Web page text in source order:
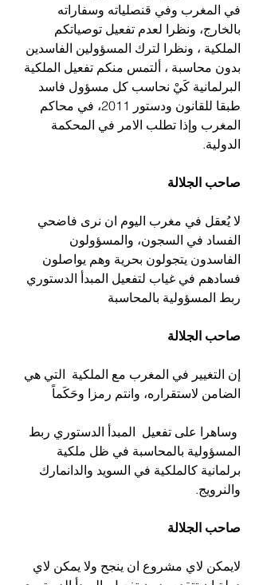
في المغرب وفي قنصلياته وسفاراته
بالخارج، ونظرا لعدم تفعيل توصياتكم
الملكية ، ونظرا لترك المسؤولين الفاسدين
بدون محاسبة ، ألتمس منكم تفعيل الملكية
البرلمانية كَيْ نحاسب كل مسؤول فاسد
طبقا للقانون ودستور 2011، في محاكم
المغرب وإذا تطلب الامر في المحكمة
الدولية.
صاحب الجلالة
لا يُعقل في مغرب اليوم ان نرى فاضحي
الفساد في السجون، والمسؤولون
الفاسدون يتجولون بحرية وهم يواصلون
فسادهم في غياب لتفعيل المبدأ الدستوري
ربط المسؤولية بالمحاسبة
صاحب الجلالة
إن التغيير في المغرب مع الملكية  التي هي
الضامن لاستقراره، وانتم رمزا وحَكَماً
وساهرا على تفعيل  المبدأ الدستوري ربط
المسؤولية بالمحاسبة في ظل ملكية
برلمانية كالملكية في السويد والدانمارك
والنرويج.
صاحب الجلالة
لايمكن لاي مشروع ان ينجح ولا يمكن لاي